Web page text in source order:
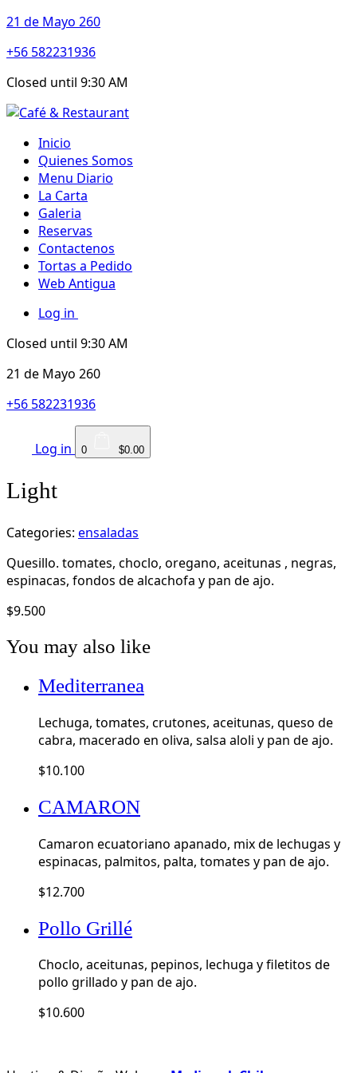
21 de Mayo 260
+56 582231936
Closed until 9:30 AM
Inicio
Quienes Somos
Menu Diario
La Carta
Galeria
Reservas
Contactenos
Tortas a Pedido
Web Antigua
Log in
Closed until 9:30 AM
21 de Mayo 260
+56 582231936
Log in 0 $0.00
Light
Categories: ensaladas
Quesillo. tomates, choclo, oregano, aceitunas , negras,
espinacas, fondos de alcachofa y pan de ajo.
$9.500
You may also like
Mediterranea
Lechuga, tomates, crutones, aceitunas, queso de
cabra, macerado en oliva, salsa aloli y pan de ajo.
$10.100
CAMARON
Camaron ecuatoriano apanado, mix de lechugas y
espinacas, palmitos, palta, tomates y pan de ajo.
$12.700
Pollo Grillé
Choclo, aceitunas, pepinos, lechuga y filetitos de
pollo grillado y pan de ajo.
$10.600